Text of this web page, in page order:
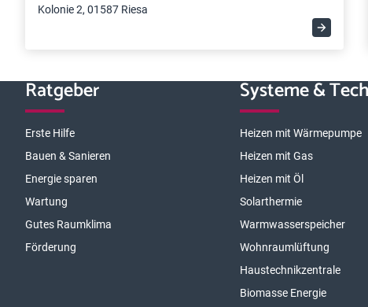
Kolonie 2, 01587 Riesa
Ratgeber
Erste Hilfe
Bauen & Sanieren
Energie sparen
Wartung
Gutes Raumklima
Förderung
Systeme &
Heizen mit Wärmepumpe
Heizen mit Gas
Heizen mit Öl
Solarthermie
Warmwasserspeicher
Wohnraumlüftung
Haustechnikzentrale
Biomasse Energie